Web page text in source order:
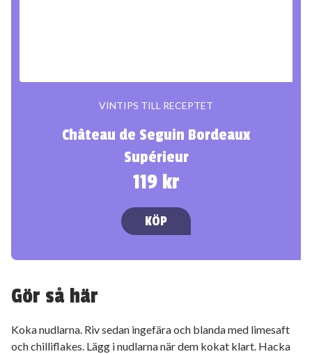
VINTIPS TILL RECEPTET
Château de Seguin Bordeaux
Supérieur
119 kr
KÖP
Gör så här
Koka nudlarna. Riv sedan ingefära och blanda med limesaft
och chilliflakes. Lägg i nudlarna när dem kokat klart. Hacka